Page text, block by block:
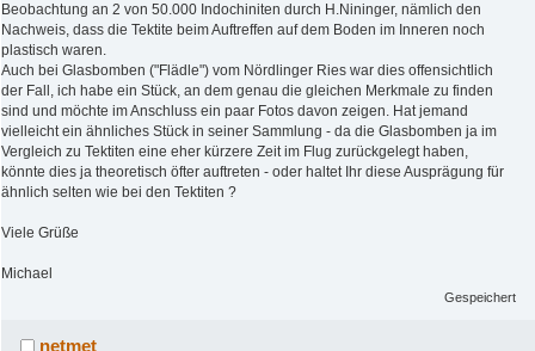
Beobachtung an 2 von 50.000 Indochiniten durch H.Nininger, nämlich den
Nachweis, dass die Tektite beim Auftreffen auf dem Boden im Inneren noch
plastisch waren.
Auch bei Glasbomben ("Flädle") vom Nördlinger Ries war dies offensichtlich
der Fall, ich habe ein Stück, an dem genau die gleichen Merkmale zu finden
sind und möchte im Anschluss ein paar Fotos davon zeigen. Hat jemand
vielleicht ein ähnliches Stück in seiner Sammlung - da die Glasbomben ja im
Vergleich zu Tektiten eine eher kürzere Zeit im Flug zurückgelegt haben,
könnte dies ja theoretisch öfter auftreten - oder haltet Ihr diese Ausprägung für
ähnlich selten wie bei den Tektiten ?
Viele Grüße
Michael
Gespeichert
netmet